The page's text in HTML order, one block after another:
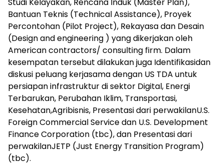
Studi Kelayakan, Rencana Induk (Master Plan),
Bantuan Teknis (Technical Assistance), Proyek
Percontohan (Pilot Project), Rekayasa dan Desain
(Design and engineering ) yang dikerjakan oleh
American contractors/ consulting firm. Dalam
kesempatan tersebut dilakukan juga Identifikasidan
diskusi peluang kerjasama dengan US TDA untuk
persiapan infrastruktur di sektor Digital, Energi
Terbarukan, Perubahan Iklim, Transportasi,
Kesehatan,Agribisnis, Presentasi dari perwakilanU.S.
Foreign Commercial Service dan U.S. Development
Finance Corporation (tbc), dan Presentasi dari
perwakilanJETP (Just Energy Transition Program)
(tbc).